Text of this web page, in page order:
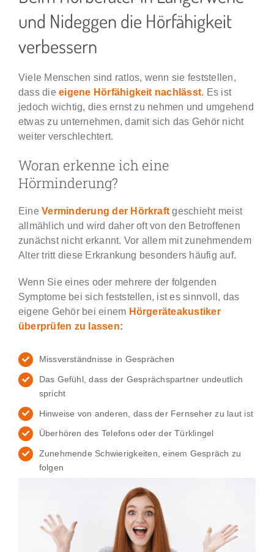
Karriere & Jobs
und Nideggen die Hörfähigkeit
verbessern
Viele Menschen sind ratlos, wenn sie feststellen,
dass dieeigene Hörfähigkeit nachlässt. Es ist
jedoch wichtig, dies ernst zu nehmen und umgehend
etwas zu unternehmen, damit sich das Gehör nicht
weiter verschlechtert.
Woran erkenne ich eine
Hörminderung?
EineVerminderung der Hörkraft geschieht meist
allmählich und wird daher oft von den Betroffenen
zunächst nicht erkannt. Vor allem mit zunehmendem
Alter tritt diese Erkrankung besonders häufig auf.
Wenn Sie eines oder mehrere der folgenden
Symptome bei sich feststellen, ist es sinnvoll, das
eigene Gehör bei einem Hörgeräteakustiker
überprüfen zu lassen:
Missverständnisse in Gesprächen
Das Gefühl, dass der Gesprächspartner undeutlich
spricht
Hinweise von anderen, dass der Fernseher zu laut ist
Überhören des Telefons oder der Türklingel
Zunehmende Schwierigkeiten, einem Gespräch zu
folgen